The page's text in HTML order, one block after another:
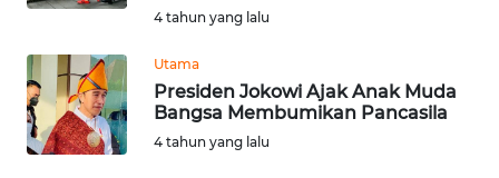
4 tahun yang lalu
Utama
Presiden Jokowi Ajak Anak Muda
Bangsa Membumikan Pancasila
4 tahun yang lalu
JAKARTA
WN
JABAR